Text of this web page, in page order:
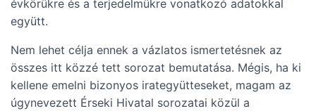
évkörükre és a terjedelmükre vonatkozó adatokkal
együtt.
Nem lehet célja ennek a vázlatos ismertetésnek az
összes itt közzé tett sorozat bemutatása. Mégis, ha ki
kellene emelni bizonyos irategyütteseket, magam az
úgynevezett Érseki Hivatal sorozatai közül a